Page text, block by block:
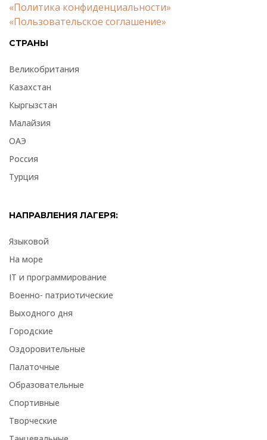
«Политика конфиденциальности»
«Пользовательское соглашение»
СТРАНЫ
Великобритания
Казахстан
Кыргызстан
Малайзия
ОАЭ
Россия
Турция
НАПРАВЛЕНИЯ ЛАГЕРЯ:
Языковой
На море
IT и программирование
Военно- патриотические
Выходного дня
Городские
Оздоровительные
Палаточные
Образовательные
Спортивные
Творческие